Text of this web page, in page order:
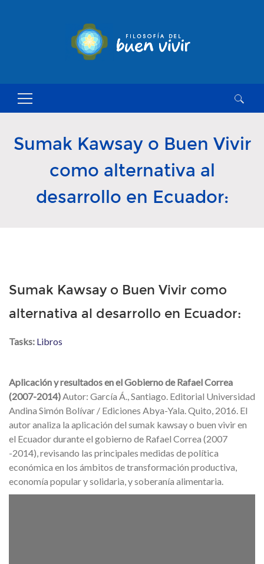
Buscar:
Sumak Kawsay o Buen Vivir
como alternativa al
desarrollo en Ecuador:
Sumak Kawsay o Buen Vivir como
alternativa al desarrollo en Ecuador:
Tasks: Libros
Aplicación y resultados en el Gobierno de Rafael Correa
(2007-2014)Autor: García Á., Santiago. Editorial Universidad
Andina Simón Bolívar / Ediciones Abya-Yala. Quito, 2016. El
autor analiza la aplicación del sumak kawsay o buen vivir en
el Ecuador durante el gobierno de Rafael Correa (2007
-2014), revisando las principales medidas de política
económica en los ámbitos de transformación productiva,
economía popular y solidaria, y soberanía alimentaria.